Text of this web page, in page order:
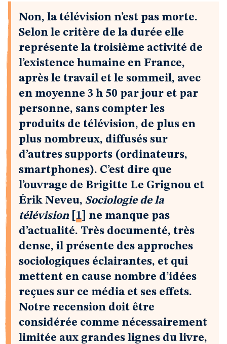
Non, la télévision n’est pas morte.
Selon le critère de la durée elle
représente la troisième activité de
l’existence humaine en France,
après le travail et le sommeil, avec
en moyenne 3 h 50 par jour et par
personne, sans compter les
produits de télévision, de plus en
plus nombreux, diffusés sur
d’autres supports (ordinateurs,
smartphones). C’est dire que
l’ouvrage de Brigitte Le Grignou et
Érik Neveu, Sociologie de la
télévision
1
ne manque pas
d’actualité. Très documenté, très
dense, il présente des approches
sociologiques éclairantes, et qui
mettent en cause nombre d’idées
reçues sur ce média et ses effets.
Notre recension doit être
considérée comme nécessairement
limitée aux grandes lignes du livre,